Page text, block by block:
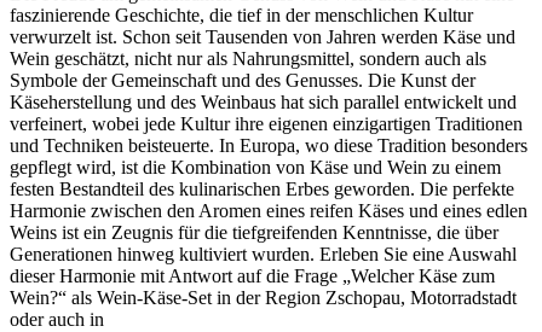
faszinierende Geschichte, die tief in der menschlichen Kultur
verwurzelt ist. Schon seit Tausenden von Jahren werden Käse und
Wein geschätzt, nicht nur als Nahrungsmittel, sondern auch als
Symbole der Gemeinschaft und des Genusses. Die Kunst der
Käseherstellung und des Weinbaus hat sich parallel entwickelt und
verfeinert, wobei jede Kultur ihre eigenen einzigartigen Traditionen
und Techniken beisteuerte. In Europa, wo diese Tradition besonders
gepflegt wird, ist die Kombination von Käse und Wein zu einem
festen Bestandteil des kulinarischen Erbes geworden. Die perfekte
Harmonie zwischen den Aromen eines reifen Käses und eines edlen
Weins ist ein Zeugnis für die tiefgreifenden Kenntnisse, die über
Generationen hinweg kultiviert wurden. Erleben Sie eine Auswahl
dieser Harmonie mit Antwort auf die Frage „Welcher Käse zum
Wein?“ als Wein-Käse-Set in der Region Zschopau, Motorradstadt
oder auch in